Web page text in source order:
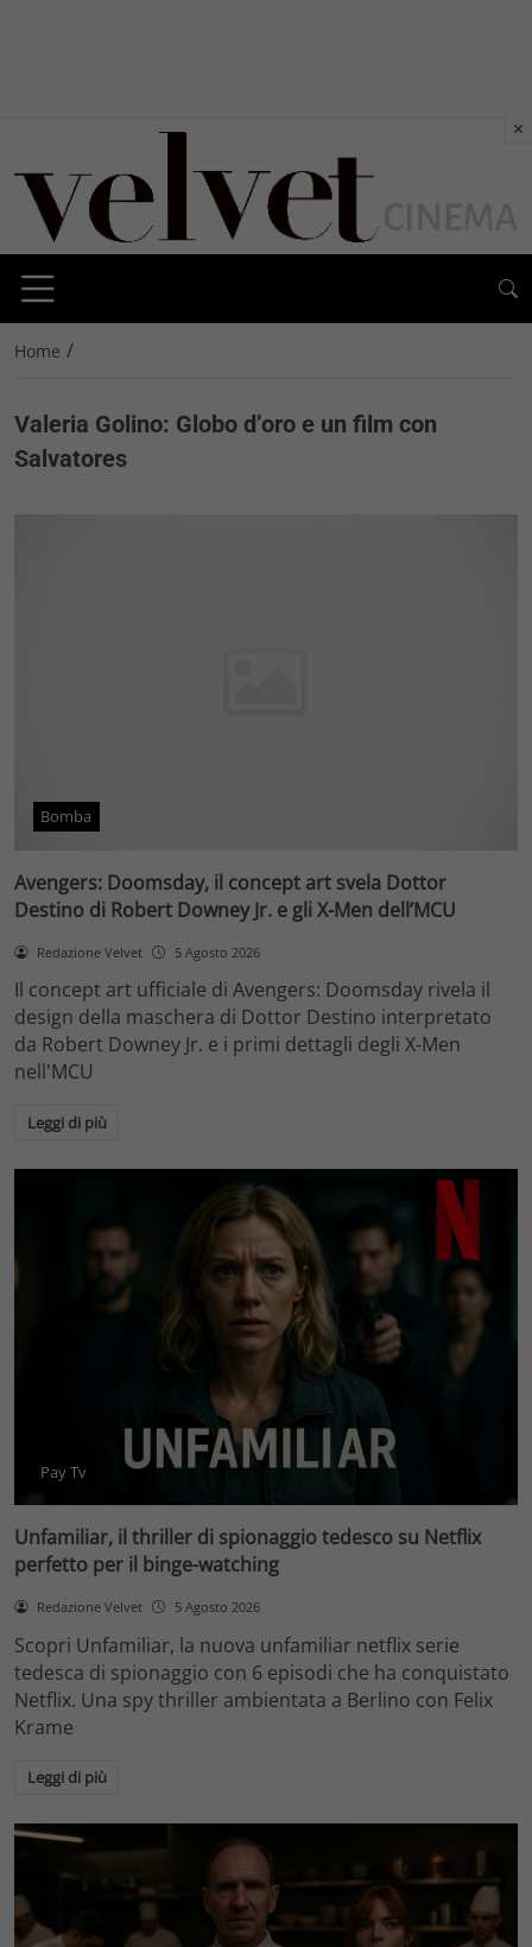
Home /
Valeria Golino: Globo d’oro e un film con
Salvatores
Bomba
Avengers: Doomsday, il concept art svela Dottor
Destino di Robert Downey Jr. e gli X-Men dell’MCU
Redazione Velvet 5 Agosto 2026
Il concept art ufficiale di Avengers: Doomsday rivela il
design della maschera di Dottor Destino interpretato
da Robert Downey Jr. e i primi dettagli degli X-Men
nell'MCU
Leggi di più
Pay Tv
Unfamiliar, il thriller di spionaggio tedesco su Netflix
perfetto per il binge-watching
Redazione Velvet 5 Agosto 2026
Scopri Unfamiliar, la nuova unfamiliar netflix serie
tedesca di spionaggio con 6 episodi che ha conquistato
Netflix. Una spy thriller ambientata a Berlino con Felix
Krame
Leggi di più
×